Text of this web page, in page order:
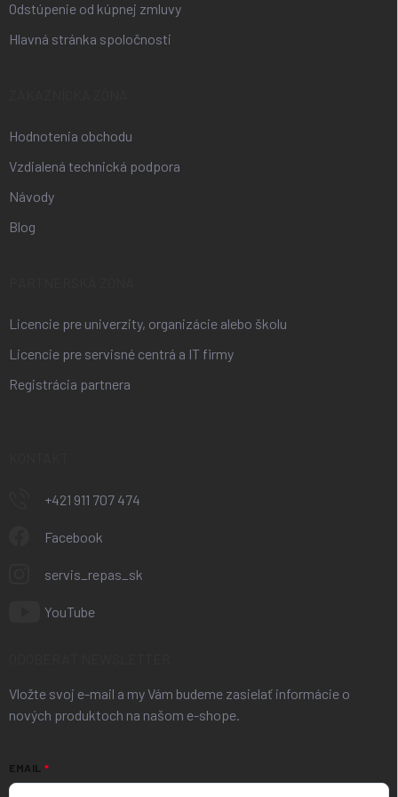
Odstúpenie od kúpnej zmluvy
Hlavná stránka spoločnosti
Hodnotenia obchodu
Vzdialená technická podpora
Návody
Blog
Licencie pre univerzity, organizácie alebo školu
Licencie pre servisné centrá a IT firmy
Registrácia partnera
+421 911 707 474
Facebook
servis_repas_sk
YouTube
Vložte svoj e-mail a my Vám budeme zasielať informácie o
nových produktoch na našom e-shope.
EMAIL